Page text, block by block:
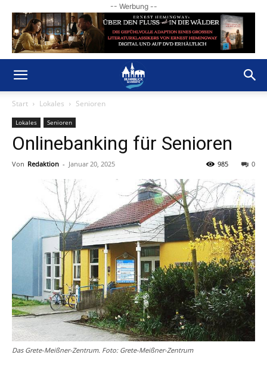
-- Werbung --
Start Lokales Senioren
Lokales Senioren
Onlinebanking für Senioren
Von Redaktion - Januar 20, 2025 0
985
Das Grete-Meißner-Zentrum. Foto: Grete-Meißner-Zentrum